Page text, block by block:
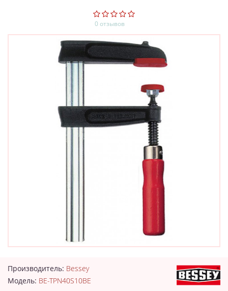
0 отзывов
Производитель: Bessey
Модель: BE-TPN40S10BE